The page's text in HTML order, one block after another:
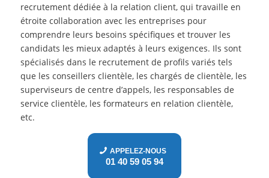
recrutement dédiée à la relation client, qui travaille en
étroite collaboration avec les entreprises pour
comprendre leurs besoins spécifiques et trouver les
candidats les mieux adaptés à leurs exigences. Ils sont
spécialisés dans le recrutement de profils variés tels
que les conseillers clientèle, les chargés de clientèle, les
superviseurs de centre d’appels, les responsables de
service clientèle, les formateurs en relation clientèle,
etc.
APPELEZ-NOUS
01 40 59 05 94